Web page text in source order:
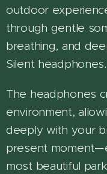
outdoor
through gentle
breathing, and
Silent headphones.
The headphones
environment,
deeply with your
present
most beautiful